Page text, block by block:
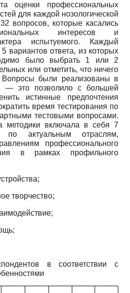
оценки профессиональных
для каждой нозологической
вопросов, которые касались
интересов и
испытуемого. Каждый
вариантов ответа, из которых
было выбрать 1 или 2
или отметить, что ничего
Вопросы были реализованы в
— это позволило с большей
истинные предпочтения
время тестирования по
тестовыми вопросами.
методики включала в себя 7
актуальным отраслям,
профессионального
в рамках профильного
творчество;
в соответствии с